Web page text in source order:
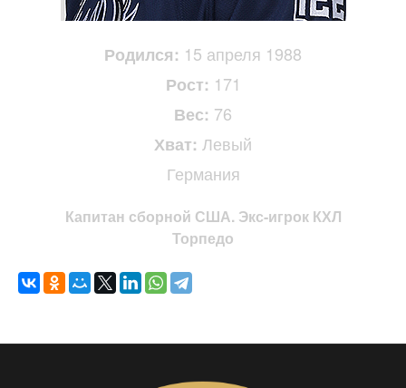
Родился: 15 апреля 1988
Рост: 171
Вес: 76
Хват: Левый
Германия
Капитан сборной США. Экс-игрок КХЛ
Торпедо